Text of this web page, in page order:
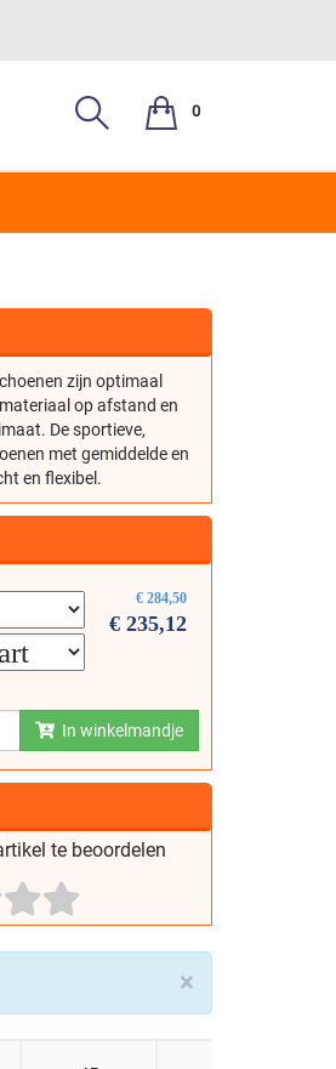
0
zijn optimaal
op afstand en
De sportieve,
met gemiddelde en
en flexibel.
€ 284,50
€ 235,12
In winkelmandje
te beoordelen
×